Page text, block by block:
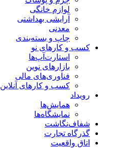
لوازم خانگی
آرایشی بهداشتی
معدنی
چاپ و بسته‌بندی
کسب و کارهای نو
استارت‌آپ‌ها
بازارهای نوین
فناوری‌های مالی
کسب و کارهای آنلاین
رویداد
همایش‌ها
نمایشگاه‌ها
شفاف‌نگاشت
گذرگاه تجارت
اتاق واقعیت